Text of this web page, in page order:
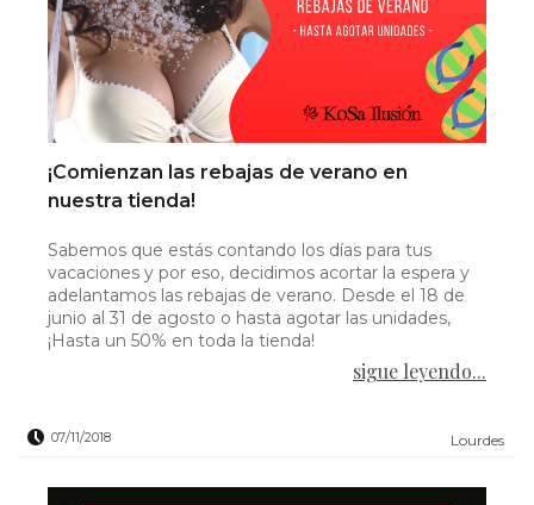
¡Comienzan las rebajas de verano en
nuestra tienda!
Sabemos que estás contando los días para tus
vacaciones y por eso, decidimos acortar la espera y
adelantamos las rebajas de verano. Desde el 18 de
junio al 31 de agosto o hasta agotar las unidades,
¡Hasta un 50% en toda la tienda!
sigue leyendo...
07/11/2018 Lourdes